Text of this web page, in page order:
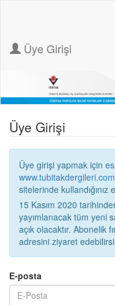
Üye Girişi
Üye Girişi
Üye girişi yapmak için
sitelerinde kullandığınız
15 Kasım 2020
yayımlanacak tüm yeni
açık olacaktır.
adresini ziyaret
E-posta